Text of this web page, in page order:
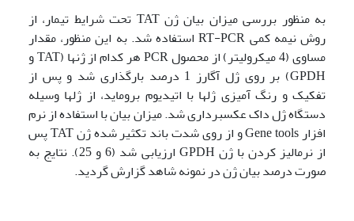
به منظور بررسی میزان بیان ژن TAT تحت شرایط تیمار، از
روش نیمه کمی RT-PCR استفاده شد. به این منظور، مقدار
مساوی (4 میکرولیتر) از محصول PCR هر کدام از ژنها (TAT و
GPDH) بر روی ژل آگارز 1 درصد بارگذاری شد و پس از
تفکیک و رنگ آمیزی ژلها با اتیدیوم بروماید، از ژلها وسیله
دستگاه ژل داک عکسبرداری شد. میزان بیان با استفاده از نرم
افزار Gene tools و از روی شدت باند تکثیر شده ژن TAT پس
از نرمالیز کردن با ژن GPDH ارزیابی شد (6 و 25). نتایج به
صورت درصد بیان ژن در نمونه شاهد گزارش گردید.